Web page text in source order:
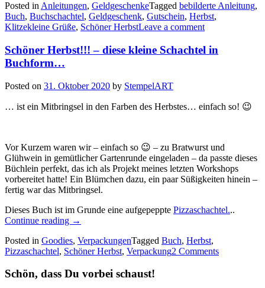
die
Posted in Anleitungen, GeldgeschenkeTagged bebilderte Anleitung,
Buch, Buchschachtel, Geldgeschenk, Gutschein, Herbst,
Klitzekleine Grüße, Schöner HerbstLeave a comment
Schöner Herbst!!! – diese kleine Schachtel in
Buchform…
Posted on 31. Oktober 2020 by StempelART
… ist ein Mitbringsel in den Farben des Herbstes… einfach so! 😉
Vor Kurzem waren wir – einfach so 😉 – zu Bratwurst und
Glühwein in gemütlicher Gartenrunde eingeladen – da passte dieses
Büchlein perfekt, das ich als Projekt meines letzten Workshops
vorbereitet hatte! Ein Blümchen dazu, ein paar Süßigkeiten hinein –
fertig war das Mitbringsel.
Dieses Buch ist im Grunde eine aufgepeppte Pizzaschachtel...
Continue reading „Schöner
–
diese
Schachtel
→
Posted in Goodies, VerpackungenTagged Buch, Herbst,
Pizzaschachtel, Schöner Herbst, Verpackung2 Comments
Schön, dass Du vorbei schaust!